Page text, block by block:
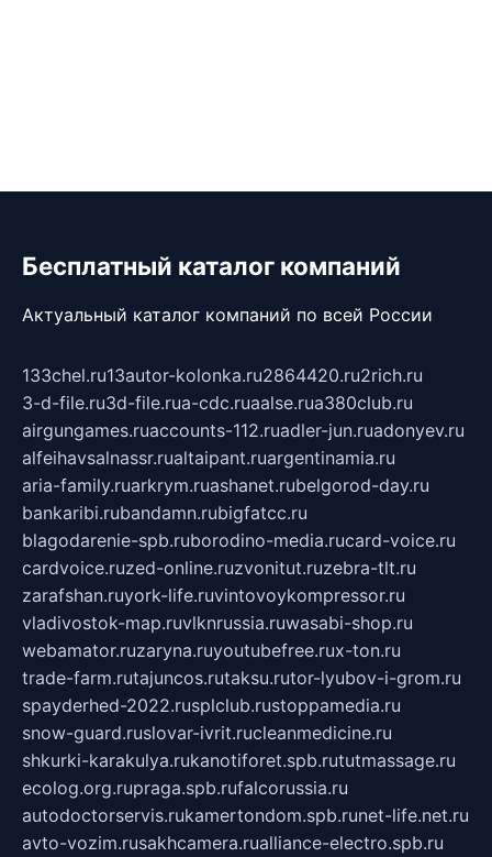
Бесплатный каталог компаний
Актуальный каталог компаний по всей России
133chel.ru13autor-kolonka.ru2864420.ru2rich.ru
3-d-file.ru3d-file.rua-cdc.ruaalse.rua380club.ru
airgungames.ruaccounts-112.ruadler-jun.ruadonyev.ru
alfeihavsalnassr.rualtaipant.ruargentinamia.ru
aria-family.ruarkrym.ruashanet.rubelgorod-day.ru
bankaribi.rubandamn.rubigfatcc.ru
blagodarenie-spb.ruborodino-media.rucard-voice.ru
cardvoice.ruzed-online.ruzvonitut.ruzebra-tlt.ru
zarafshan.ruyork-life.ruvintovoykompressor.ru
vladivostok-map.ruvlknrussia.ruwasabi-shop.ru
webamator.ruzaryna.ruyoutubefree.rux-ton.ru
trade-farm.rutajuncos.rutaksu.rutor-lyubov-i-grom.ru
spayderhed-2022.rusplclub.rustoppamedia.ru
snow-guard.ruslovar-ivrit.rucleanmedicine.ru
shkurki-karakulya.rukanotiforet.spb.rututmassage.ru
ecolog.org.rupraga.spb.rufalcorussia.ru
autodoctorservis.rukamertondom.spb.runet-life.net.ru
avto-vozim.rusakhcamera.rualliance-electro.spb.ru